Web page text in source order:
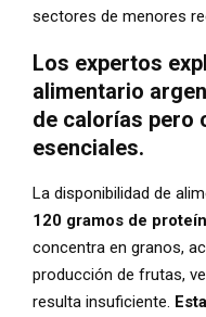
sectores de menores
Los expertos
alimentario
de calorías pero
esenciales.
La disponibilidad de
120 gramos de
concentra en granos,
producción de frutas,
resulta insuficiente.